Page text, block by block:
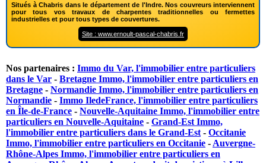
Situés à Chabris dans le département de l'Indre. Nos couvreurs interviennent
pour tous vos travaux de charpentes traditionnelles ou fermettes
industrielles et pour tous types de couvertures.
Site : www.ernoult-pascal-chabris.fr
Nos partenaires : Immo du Var, l'immobilier entre particuliers
dans le Var - Bretagne Immo, l'immobilier entre particuliers en
Bretagne - Normandie Immo, l'immobilier entre particuliers en
Normandie - Immo IledeFrance, l'immobilier entre particuliers
en Île-de-France - Nouvelle-Aquitaine Immo, l'immobilier entre
particuliers en Nouvelle-Aquitaine - Grand-Est Immo,
l'immobilier entre particuliers dans le Grand-Est - Occitanie
Immo, l'immobilier entre particuliers en Occitanie - Auvergne-
Rhône-Alpes Immo, l'immobilier entre particuliers en